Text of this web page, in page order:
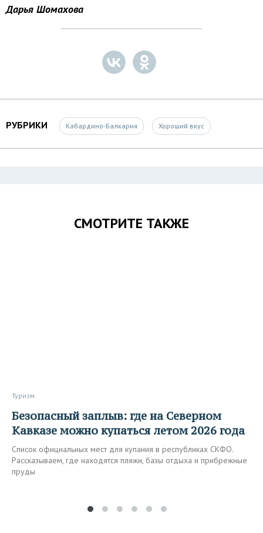
Дарья Шомахова
РУБРИКИ Кабардино-Балкария Хороший вкус
СМОТРИТЕ ТАКЖЕ
Туризм
Безопасный заплыв: где на Северном
Кавказе можно купаться летом 2026 года
Список официальных мест для купания в республиках СКФО.
Рассказываем, где находятся пляжи, базы отдыха и прибрежные
пруды